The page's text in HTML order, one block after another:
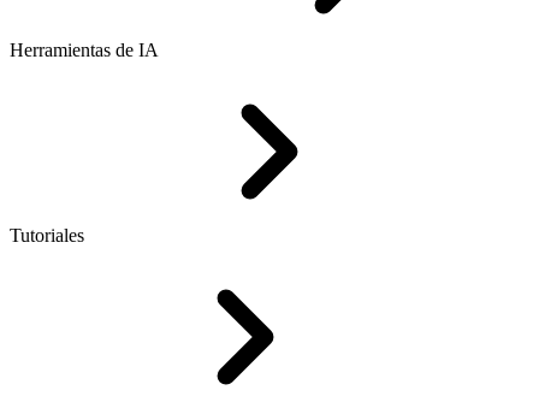
Herramientas de IA
Tutoriales